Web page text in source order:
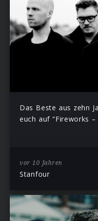
Das Beste aus zehn
euch auf “Fireworks
vor 10 Jahren
Stanfour